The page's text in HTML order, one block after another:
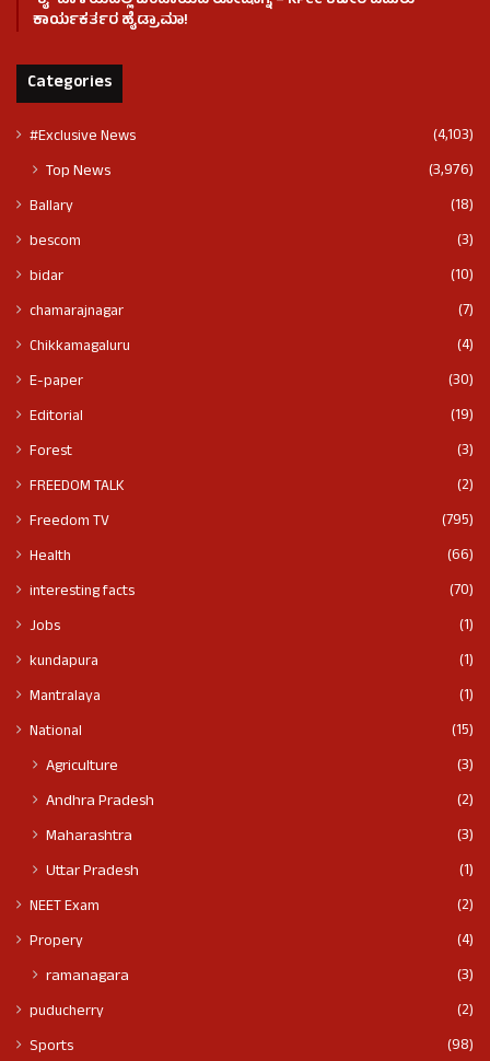
ಕಾರ್ಯಕರ್ತರ ಹೈಡ್ರಾಮಾ!
Categories
#Exclusive News (4,103)
Top News (3,976)
Ballary
(18)
bescom
(3)
bidar
(10)
chamarajnagar
(7)
Chikkamagaluru
(4)
E-paper
(30)
Editorial
(19)
Forest
(3)
FREEDOM TALK
(2)
Freedom TV
(795)
Health
(66)
interesting facts
(70)
Jobs
(1)
kundapura
(1)
Mantralaya
(1)
National
(15)
Agriculture
(3)
Andhra Pradesh
(2)
Maharashtra
(3)
Uttar Pradesh
(1)
NEET Exam
(2)
Propery
(4)
ramanagara (3)
puducherry
(2)
Sports
(98)